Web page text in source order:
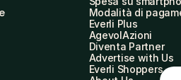
Modalità di
Everli Plus
AgevolAzioni
Diventa Partner
Advertise with Us
Everli Shoppers